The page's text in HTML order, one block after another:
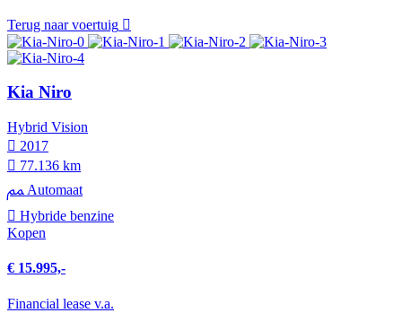
Terug naar voertuig
Kia Niro
Hybrid Vision
2017
77.136 km
Automaat
Hybride benzine
Kopen
€ 15.995,-
Financial lease v.a.